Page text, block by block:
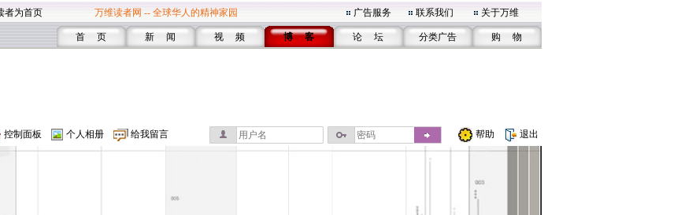
者为首页 万维读者网 -- 全球华人的精神家园 广告服务 联系我们 关于万维
首 页 新 闻 视 频 博 客 论 坛 分类广告 购 物
控制面板 个人相册 给我留言 帮助 退出